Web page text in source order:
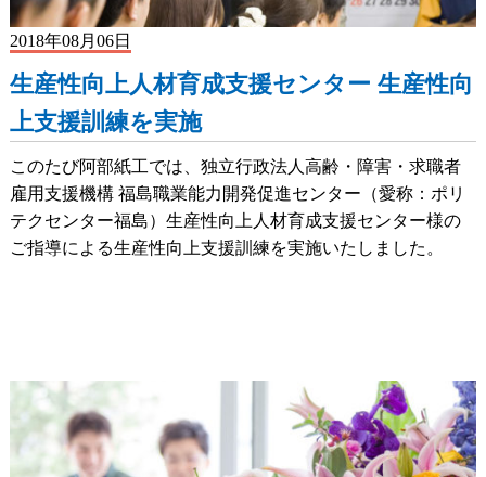
2018年08月06日
生産性向上人材育成支援センター 生産性向
上支援訓練を実施
このたび阿部紙工では、独立行政法人高齢・障害・求職者
雇用支援機構 福島職業能力開発促進センター（愛称：ポリ
テクセンター福島）生産性向上人材育成支援センター様の
ご指導による生産性向上支援訓練を実施いたしました。